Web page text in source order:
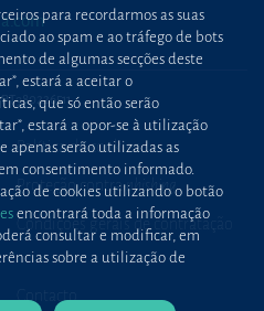
Política de cookies
Proteção contraphishing
Condições gerais de contratação
para recordarmos as suas
ao spam e ao tráfego de bots
de algumas secções deste
estará a aceitar o
que só então serão
estará a opor-se à utilização
apenas serão utilizadas as
consentimento informado.
de cookies utilizando o botão
encontrará toda a informação
consultar e modificar, em
sobre a utilização de